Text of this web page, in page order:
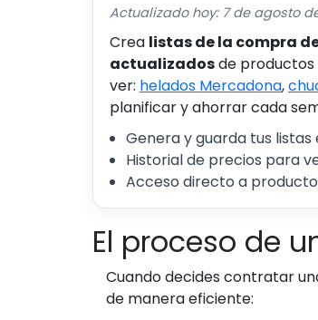
Actualizado hoy: 7 de agosto
Crea listas de la compra
actualizadosde productos
ver: helados Mercadona,
planificar y ahorrar cada
Genera y guarda tus
Historial de precios para
Acceso directo a
El proceso de
Cuando decides contratar
de manera eficiente: